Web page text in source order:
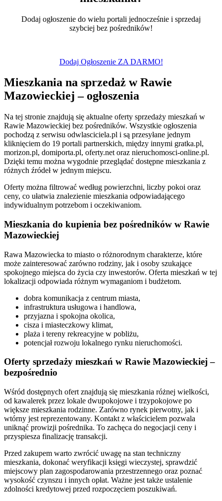
Dodaj ogłoszenie do wielu portali jednocześnie i sprzedaj
szybciej bez pośredników!
Dodaj Ogłoszenie ZA DARMO!
Mieszkania na sprzedaż w Rawie
Mazowieckiej – ogłoszenia
Na tej stronie znajdują się aktualne oferty sprzedaży mieszkań w
Rawie Mazowieckiej bez pośredników. Wszystkie ogłoszenia
pochodzą z serwisu odwlasciciela.pl i są przesyłane jednym
kliknięciem do 19 portali partnerskich, między innymi gratka.pl,
morizon.pl, domiporta.pl, oferty.net oraz nieruchomosci-online.pl.
Dzięki temu można wygodnie przeglądać dostępne mieszkania z
różnych źródeł w jednym miejscu.
Oferty można filtrować według powierzchni, liczby pokoi oraz
ceny, co ułatwia znalezienie mieszkania odpowiadającego
indywidualnym potrzebom i oczekiwaniom.
Mieszkania do kupienia bez pośredników w Rawie
Mazowieckiej
Rawa Mazowiecka to miasto o różnorodnym charakterze, które
może zainteresować zarówno rodziny, jak i osoby szukające
spokojnego miejsca do życia czy inwestorów. Oferta mieszkań w tej
lokalizacji odpowiada różnym wymaganiom i budżetom.
dobra komunikacja z centrum miasta,
infrastruktura usługowa i handlowa,
przyjazna i spokojna okolica,
cisza i miasteczkowy klimat,
plaża i tereny rekreacyjne w pobliżu,
potencjał rozwoju lokalnego rynku nieruchomości.
Oferty sprzedaży mieszkań w Rawie Mazowieckiej –
bezpośrednio
Wśród dostępnych ofert znajdują się mieszkania różnej wielkości,
od kawalerek przez lokale dwupokojowe i trzypokojowe po
większe mieszkania rodzinne. Zarówno rynek pierwotny, jak i
wtórny jest reprezentowany. Kontakt z właścicielem pozwala
uniknąć prowizji pośrednika. To zachęca do negocjacji ceny i
przyspiesza finalizację transakcji.
Przed zakupem warto zwrócić uwagę na stan techniczny
mieszkania, dokonać weryfikacji księgi wieczystej, sprawdzić
miejscowy plan zagospodarowania przestrzennego oraz poznać
wysokość czynszu i innych opłat. Ważne jest także ustalenie
zdolności kredytowej przed rozpoczęciem poszukiwań.